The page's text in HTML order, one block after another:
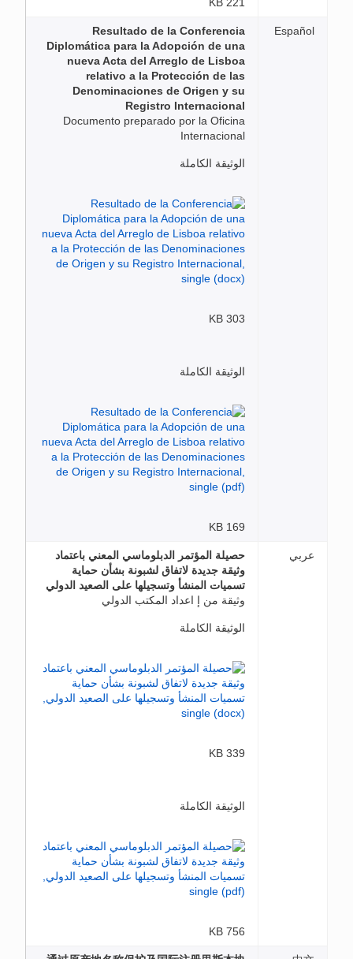
Español
Resultado de la Conferencia
Diplomática para la Adopción de una
nueva Acta del Arreglo de Lisboa
relativo a la Protección de las
Denominaciones de Origen y su
Registro Internacional
Documento preparado por la Oficina
Internacional
الوثيقة الكاملة
303 KB
الوثيقة الكاملة
169 KB
عربي
حصيلة المؤتمر الدبلوماسي المعني باعتماد
وثيقة جديدة لاتفاق لشبونة بشأن حماية
تسميات المنشأ وتسجيلها على الصعيد الدولي
وثيقة من إ اعداد المكتب الدولي
الوثيقة الكاملة
339 KB
الوثيقة الكاملة
756 KB